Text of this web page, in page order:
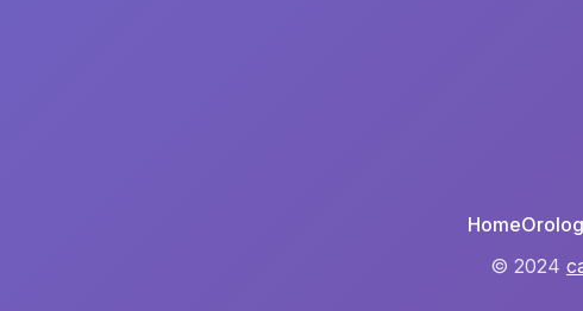
Home
© 2024